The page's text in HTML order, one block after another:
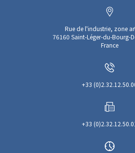
Rue de l'industrie, zone
76160 Saint-Léger-du-Bourg-
France
+33
+33